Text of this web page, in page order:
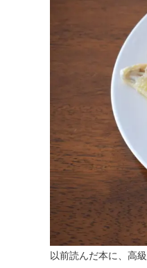
以前読んだ本に、高